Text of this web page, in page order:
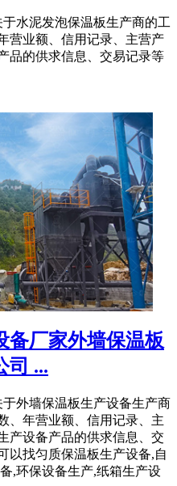
水泥发泡保温板生产商的工
营业额、信用记录、主营产
品的供求信息、交易记录等
备厂家外墙保温板
司 ...
外墙保温板生产设备生产商
、年营业额、信用记录、主
产设备产品的供求信息、交
以找匀质保温板生产设备,自
,环保设备生产,纸箱生产设